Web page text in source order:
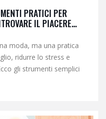
PRATICI PER
IL PIACERE
moda, ma una pratica
ridurre lo stress e
gli strumenti semplici